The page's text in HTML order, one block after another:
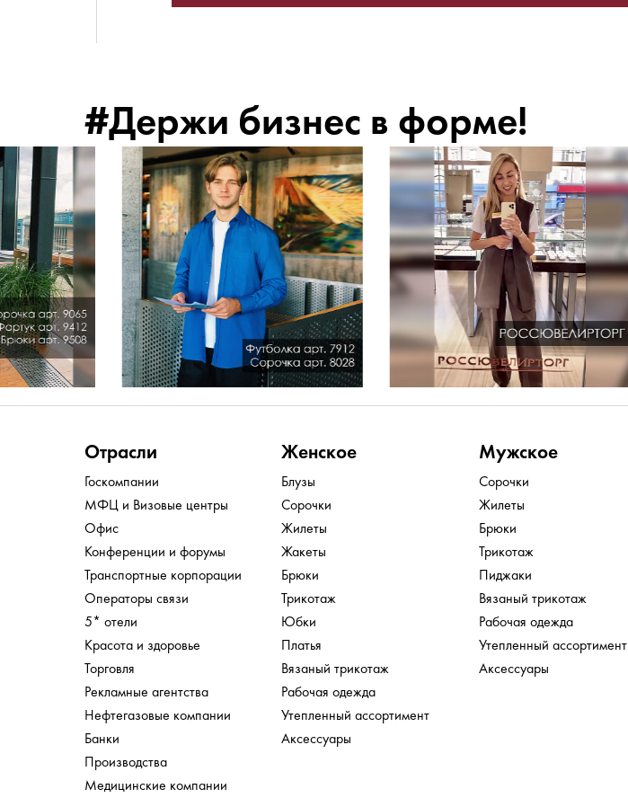
#Держи бизнес в форме!
Отрасли
Госкомпании
МФЦ и Визовые центры
Офис
Конференции и форумы
Транспортные корпорации
Операторы связи
5* отели
Красота и здоровье
Торговля
Рекламные агентства
Нефтегазовые компании
Банки
Производства
Медицинские компании
Женское
Блузы
Сорочки
Жилеты
Жакеты
Брюки
Трикотаж
Юбки
Платья
Вязаный трикотаж
Рабочая одежда
Утепленный ассортимент
Аксессуары
Мужское
Сорочки
Жилеты
Брюки
Трикотаж
Пиджаки
Вязаный трикотаж
Рабочая одежда
Утепленный ассортимент
Аксессуары